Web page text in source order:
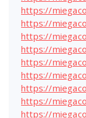
https://
https://
https://
https://
https://
https://
https://
https://
https://